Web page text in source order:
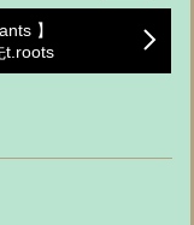
】
t.roots